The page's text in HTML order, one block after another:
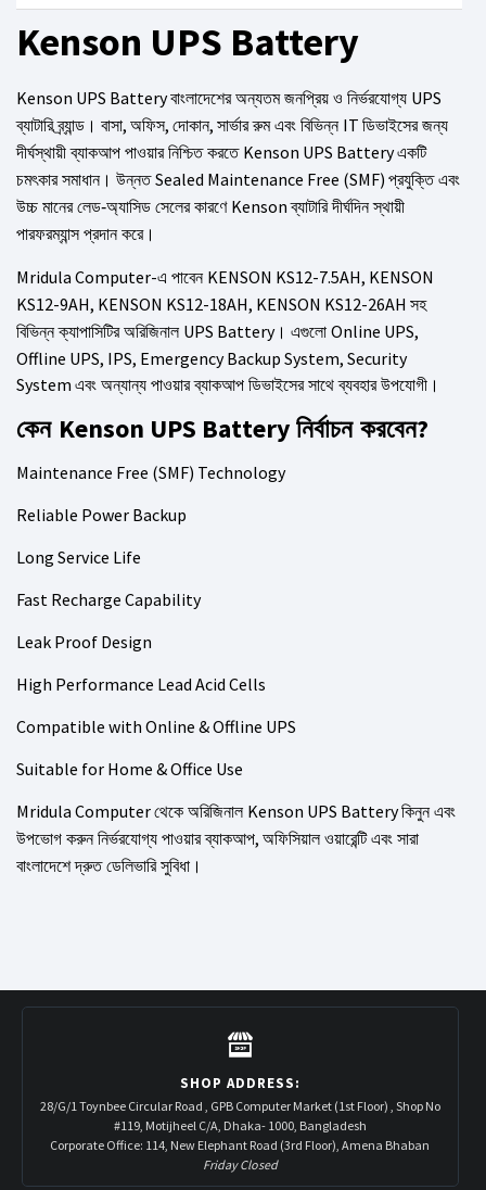
Kenson UPS Battery
Kenson UPS Batteryবাংলাদেশের অন্যতম জনপ্রিয় ও নির্ভরযোগ্য UPS
ব্যাটারি ব্র্যান্ড। বাসা, অফিস, দোকান, সার্ভার রুম এবং বিভিন্ন IT ডিভাইসের জন্য
দীর্ঘস্থায়ী ব্যাকআপ পাওয়ার নিশ্চিত করতে Kenson UPS Batteryএকটি
চমৎকার সমাধান। উন্নতSealed Maintenance Free (SMF) প্রযুক্তি এবং
উচ্চ মানের লেড-অ্যাসিড সেলের কারণে Kensonব্যাটারি দীর্ঘদিন স্থায়ী
পারফরম্যান্স প্রদান করে।
Mridula Computer-এ পাবেন KENSON KS12-7.5AH, KENSON
KS12-9AH, KENSON KS12-18AH, KENSON KS12-26AH সহ
বিভিন্ন ক্যাপাসিটির অরিজিনাল UPS Battery। এগুলো Online UPS,
Offline UPS, IPS, Emergency Backup System, Security
System এবং অন্যান্য পাওয়ার ব্যাকআপ ডিভাইসের সাথে ব্যবহার উপযোগী ।
কেন Kenson UPS Battery নির্বাচন করবেন?
Maintenance Free (SMF) Technology
Reliable Power Backup
Long Service Life
Fast Recharge Capability
Leak Proof Design
High Performance Lead Acid Cells
Compatible with Online & Offline UPS
Suitable for Home & Office Use
Mridula Computerথেকে অরিজিনাল Kenson UPS Batteryকিনুন এবং
উপভোগ করুন নির্ভরযোগ্য পাওয়ার ব্যাকআপ, অফিসিয়াল ওয়ারেন্টি এবং সারা
বাংলাদেশে দ্রুত ডেলিভারি সুবিধা ।
SHOP ADDRESS:
28/G/1 Toynbee Circular Road , GPB Computer Market (1st Floor) , Shop No
#119, Motijheel C/A, Dhaka- 1000, Bangladesh
Corporate Office: 114, New Elephant Road (3rd Floor), Amena Bhaban
Friday Closed